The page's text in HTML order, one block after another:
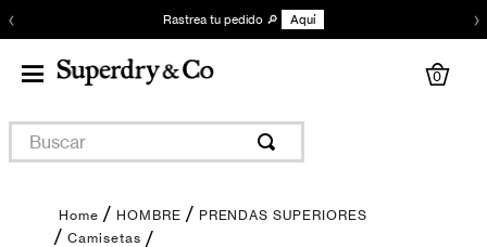
‹ Rastrea tu pedido 🔎 Aquí ›
0
Buscar
HOMBRE
PRENDAS SUPERIORES
Camisetas